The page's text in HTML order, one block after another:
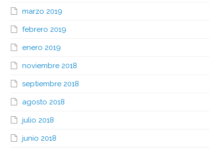
marzo 2019
febrero 2019
enero 2019
noviembre 2018
septiembre 2018
agosto 2018
julio 2018
junio 2018